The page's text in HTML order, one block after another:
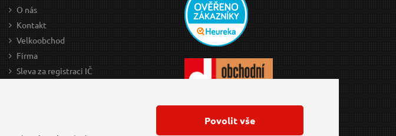
O nás
Kontakt
Velkoobchod
Firma
Sleva za registraci IČ
Povolit vše